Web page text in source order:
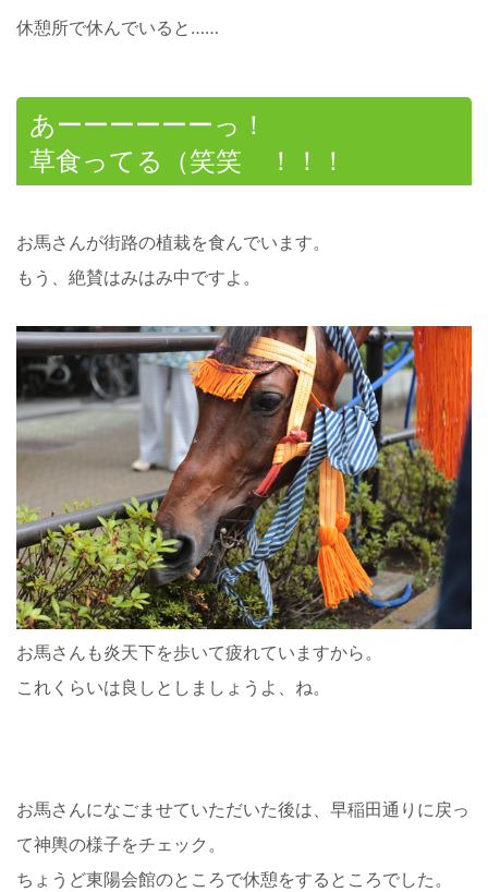
休憩所で休んでいると……
あーーーーーーっ！
草食ってる（笑笑 ！！！
お馬さんが街路の植栽を食んでいます。
もう、絶賛はみはみ中ですよ。
お馬さんも炎天下を歩いて疲れていますから。
これくらいは良しとしましょうよ、ね。
お馬さんになごませていただいた後は、早稲田通りに戻っ
て神輿の様子をチェック。
ちょうど東陽会館のところで休憩をするところでした。